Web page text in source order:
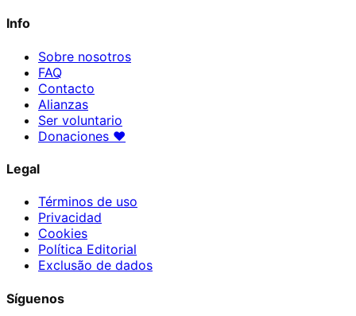
Info
Sobre nosotros
FAQ
Contacto
Alianzas
Ser voluntario
Donaciones ♥
Legal
Términos de uso
Privacidad
Cookies
Política Editorial
Exclusão de dados
Síguenos